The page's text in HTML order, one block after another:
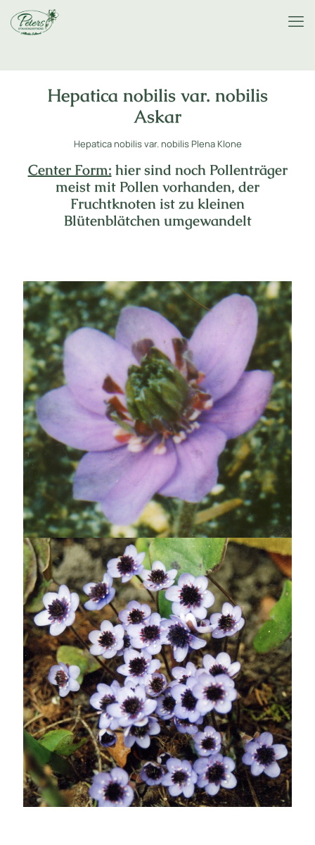
Hepatica nobilis var. nobilis
Askar
Hepatica nobilis var. nobilis Plena Klone
Center Form: hier sind noch Pollenträger
meist mit Pollen vorhanden, der
Fruchtknoten ist zu kleinen
Blütenblätchen umgewandelt